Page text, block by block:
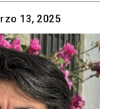
13, 2025